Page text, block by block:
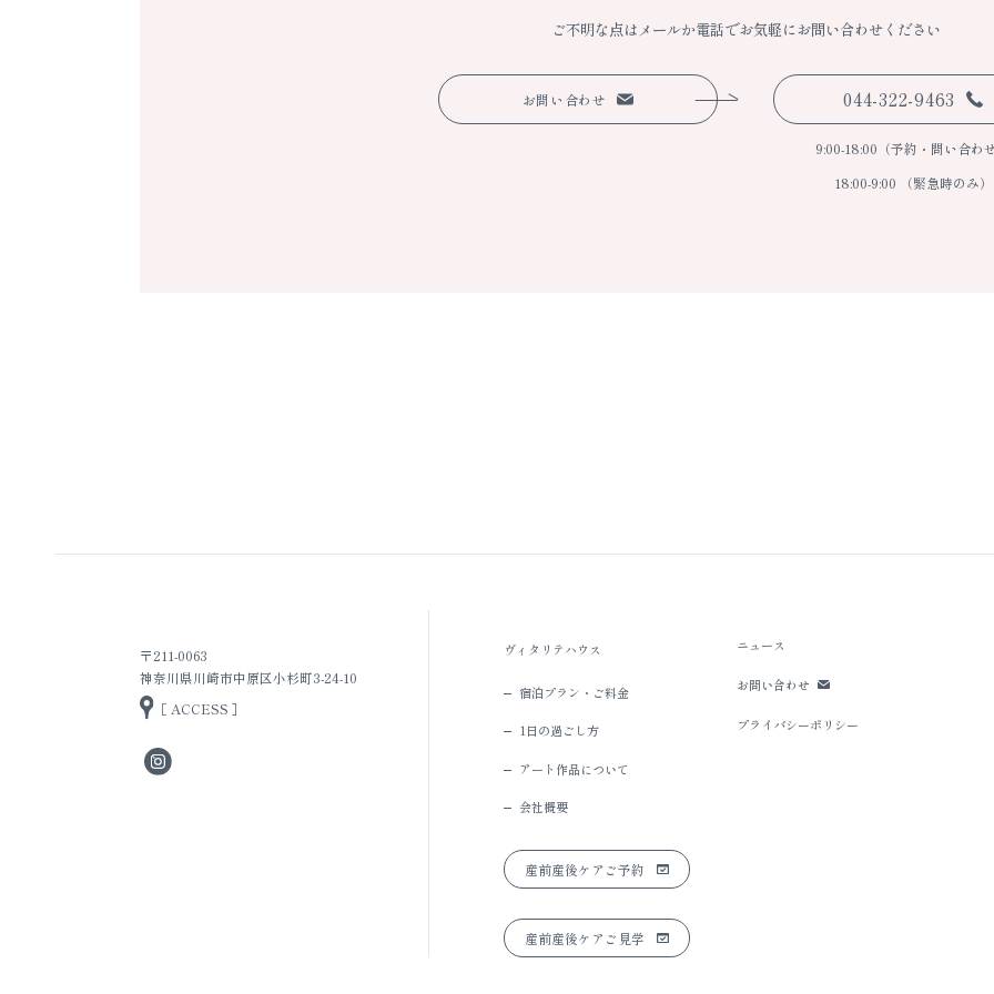
ご不明な点はメールか電話でお気軽にお問い合わせください
お問い合わせ 044-322-9463
9:00-18:00（予約・問い合わ
18:00-9:00 （緊急時のみ）
〒211-0063
神奈川県川崎市中原区小杉町3-24-10
［ ACCESS ］
ヴィタリテハウス
宿泊プラン・ご料金
1日の過ごし方
アート作品について
会社概要
産前産後ケアご予約
産前産後ケアご見学
ニュース
お問い合わせ
プライバシーポリシー